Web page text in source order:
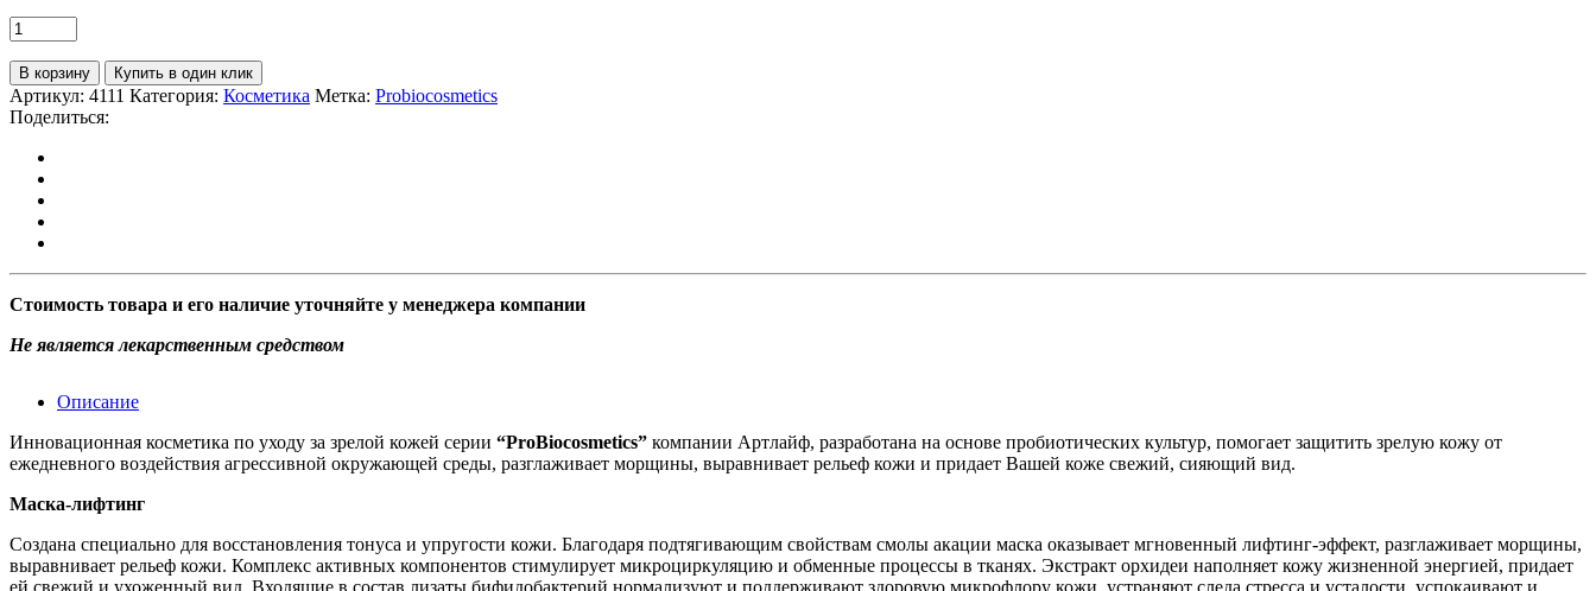
В корзину Купить в один клик
Артикул: 4111 Категория: Косметика Метка: Probiocosmetics
Поделиться:
Стоимость товара и его наличие уточняйте у менеджера компании
Не является лекарственным средством
Описание
Инновационная косметика по уходу за зрелой кожей серии “ProBiocosmetics” компании Артлайф, разработана на основе пробиотических культур, помогает защитить зрелую кожу от
ежедневного воздействия агрессивной окружающей среды, разглаживает морщины, выравнивает рельеф кожи и придает Вашей коже свежий, сияющий вид.
Маска-лифтинг
Создана специально для восстановления тонуса и упругости кожи. Благодаря подтягивающим свойствам смолы акации маска оказывает мгновенный лифтинг-эффект, разглаживает морщины,
выравнивает рельеф кожи. Комплекс активных компонентов стимулирует микроциркуляцию и обменные процессы в тканях. Экстракт орхидеи наполняет кожу жизненной энергией, придает
ей свежий и ухоженный вид. Входящие в состав лизаты бифидобактерий нормализуют и поддерживают здоровую микрофлору кожи, устраняют следа стресса и усталости, успокаивают и